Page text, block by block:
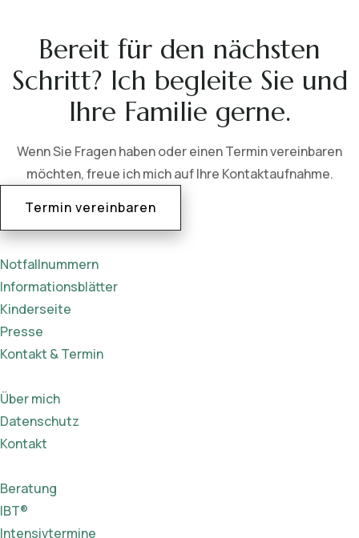
Bereit für den nächsten
Schritt? Ich begleite Sie und
Ihre Familie gerne.
Wenn Sie Fragen haben oder einen Termin vereinbaren
möchten, freue ich mich auf Ihre Kontaktaufnahme.
Termin vereinbaren
Notfallnummern
Informationsblätter
Kinderseite
Presse
Kontakt & Termin
Über mich
Datenschutz
Kontakt
Beratung
IBT®
Intensivtermine